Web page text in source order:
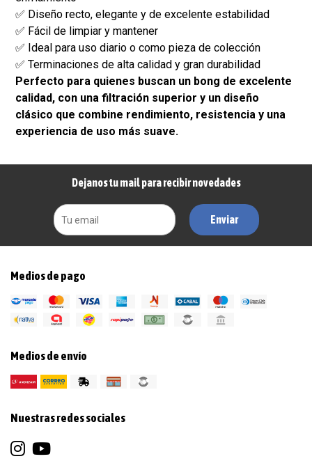
✅ Diseño recto, elegante y de excelente estabilidad
✅ Fácil de limpiar y mantener
✅ Ideal para uso diario o como pieza de colección
✅ Terminaciones de alta calidad y gran durabilidad
Perfecto para quienes buscan un bong de excelente
calidad, con una filtración superior y un diseño
clásico que combine rendimiento, resistencia y una
experiencia de uso más suave.
Dejanos tu mail para recibir novedades
Enviar
Medios de pago
Medios de envío
Nuestras redes sociales